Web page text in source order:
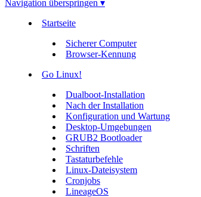
Navigation überspringen ▾
Startseite
Sicherer Computer
Browser-Kennung
Go Linux!
Dualboot-Installation
Nach der Installation
Konfiguration und Wartung
Desktop-Umgebungen
GRUB2 Bootloader
Schriften
Tastaturbefehle
Linux-Dateisystem
Cronjobs
LineageOS